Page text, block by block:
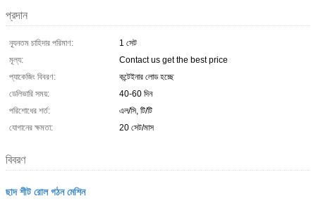
প্রদান
ন্যূনতম চাহিদার পরিমাণ:
1 সেট
মূল্য:
Contact us get the best price
প্যাকেজিং বিবরণ:
কন্টেইনার লোড হচ্ছে
ডেলিভারি সময়:
40-60 দিন
পরিশোধের শর্ত:
এল/সি, টি/টি
যোগানের ক্ষমতা:
20 সেট/মাস
বিবরণ
ছাদ শীট রোল গঠন মেশিন